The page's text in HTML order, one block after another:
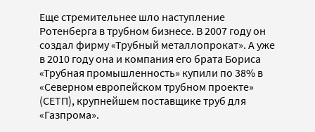
Еще стремительнее шло наступление
Ротенберга в трубном бизнесе. В 2007 году он
создал фирму «Трубный металлопрокат». А уже
в 2010 году она и компания его брата Бориса
«Трубная промышленность» купили по 38% в
«Северном европейском трубном проекте»
(СЕТП), крупнейшем поставщике труб для
«Газпрома».